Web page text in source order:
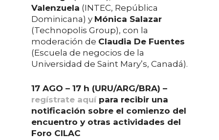
Valenzuela (INTEC, República
Dominicana) y Mónica Salazar
(Technopolis Group), con la
moderación de Claudia De Fuentes
(Escuela de negocios de la
Universidad de Saint Mary’s, Canadá).
17 AGO – 17 h (URU/ARG/BRA) –
regístrate aquípara recibir una
notificación sobre el comienzo del
encuentro y otras actividades del
Foro CILAC